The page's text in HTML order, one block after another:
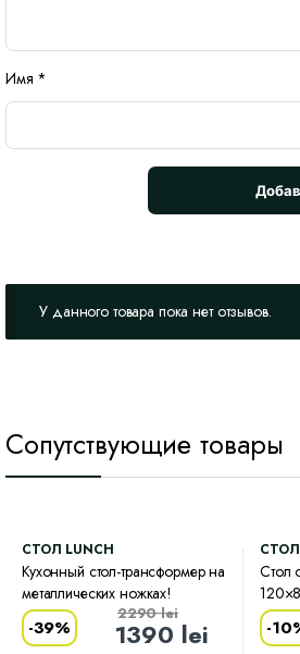
Имя *
У данного товара пока нет отзывов.
Сопутствующие товары
CТОЛ LUNCH
Кухонный стол-трансформер на
металлических ножках!
-39% 1390 lei
2290lei
CТОЛ
Стол
-